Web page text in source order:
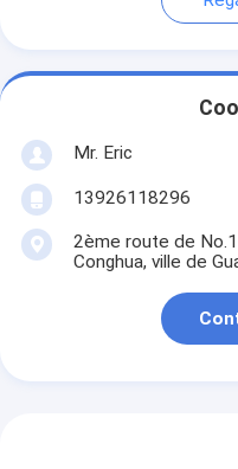
Mr. Eric
13926118296
2ème route de
Conghua, ville de